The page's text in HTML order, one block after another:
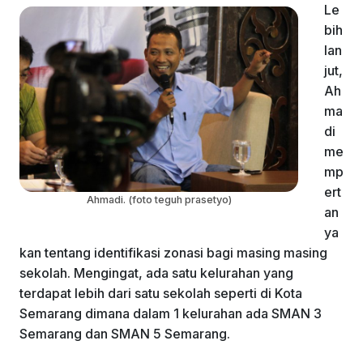
Ahmadi. (foto teguh prasetyo)
Le
bih
lan
jut,
Ah
ma
di
me
mp
ert
an
ya
kan tentang identifikasi zonasi bagi masing masing
sekolah. Mengingat, ada satu kelurahan yang
terdapat lebih dari satu sekolah seperti di Kota
Semarang dimana dalam 1 kelurahan ada SMAN 3
Semarang dan SMAN 5 Semarang.